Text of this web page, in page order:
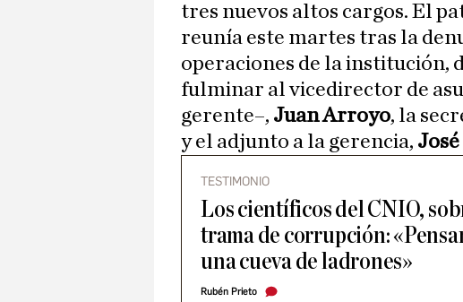
tres nuevos altos cargos. El
reunía este martes tras la
operaciones de la institución,
fulminar al vicedirector de
gerente–, Juan Arroyo, la
y el adjunto a la gerencia,
TESTIMONIO
Los científicos del CNIO,
trama de corrupción:
una cueva de ladrones»
Rubén Prieto